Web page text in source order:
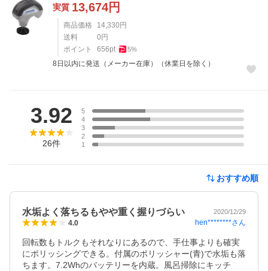
実質 13,674円
商品価格 14,330 円
送料
0 円
ポイント
656pt 5%
8日以内に発送（メーカー在庫）（休業日を除く）
3.92
26件
5
4
3
2
1
おすすめ順
水垢よく落ちるもやや重く握りづらい 2020/12/29
4.0 hen********さん
回転数もトルクもそれなりにあるので、手仕事よりも確実
にポリッシングできる。付属のポリッシャー(青)で水垢も落
ちます。7.2Whのバッテリーを内蔵。風呂掃除にキッチ